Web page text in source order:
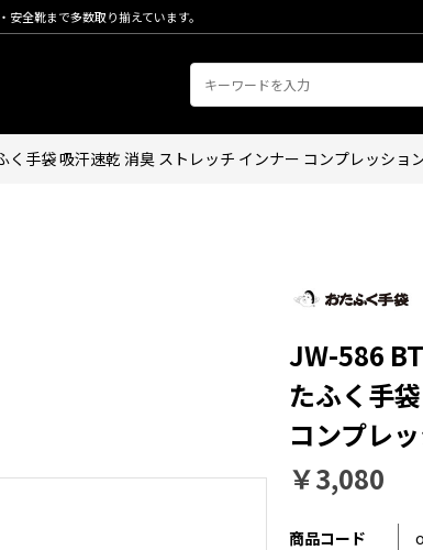
全靴まで多数取り揃えています。
手袋 吸汗速乾 消臭 ストレッチ インナー コンプレッショ
JW-586
たふく手
コンプレ
￥3,080
商品コード